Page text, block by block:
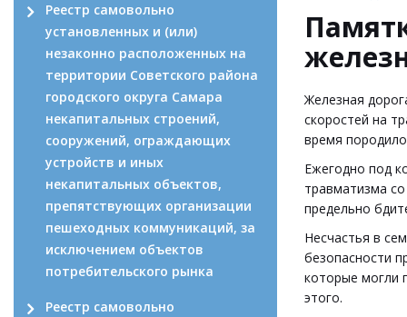
Реестр самовольно
установленных и (или)
незаконно расположенных на
территории Советского района
городского округа Самара
некапитальных строений,
сооружений, ограждающих
устройств и иных
некапитальных объектов,
препятствующих организации
пешеходных коммуникаций, за
исключением объектов
потребительского рынка
Реестр самовольно
Железная
скоростей на
время
Ежегодно под
травматизма
предельно
Несчастья в
безопасности
которые могли
этого.